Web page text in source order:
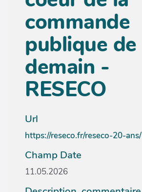
commande
publique de
demain -
RESECO
Url
https://reseco.fr/reseco-20-ans/
Champ Date
11.05.2026